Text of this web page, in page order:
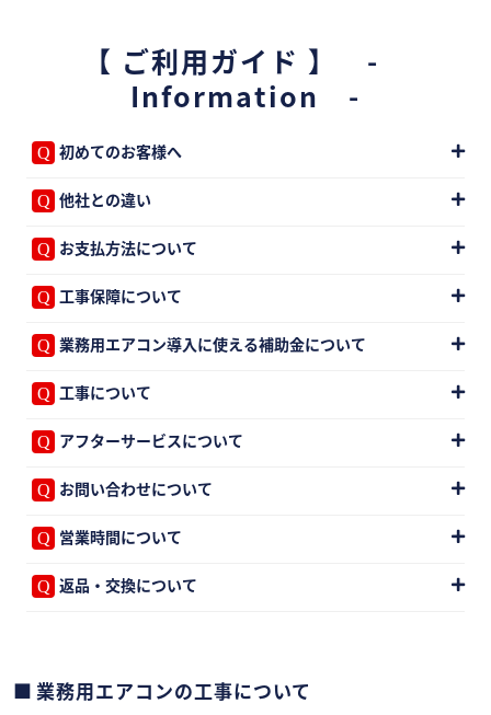
【 ご利用ガイド 】 -
Information -
初めてのお客様へ
他社との違い
お支払方法について
工事保障について
業務用エアコン導入に使える補助金について
工事について
アフターサービスについて
お問い合わせについて
営業時間について
返品・交換について
業務用エアコンの工事について